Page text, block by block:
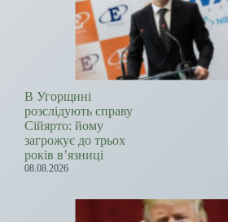
В Угорщині
розслідують справу
Сійярто: йому
загрожує до трьох
років в’язниці
08.08.2026